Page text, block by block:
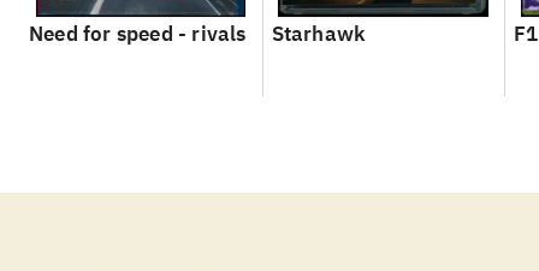
Need for speed - rivals Starhawk